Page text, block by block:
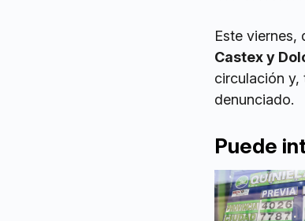
Este viernes,
Castex y
circulación y,
denunciado.
Puede